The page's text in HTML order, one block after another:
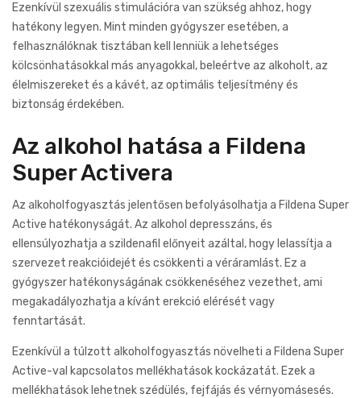
Ezenkívül szexuális stimulációra van szükség ahhoz, hogy
hatékony legyen. Mint minden gyógyszer esetében, a
felhasználóknak tisztában kell lenniük a lehetséges
kölcsönhatásokkal más anyagokkal, beleértve az alkoholt, az
élelmiszereket és a kávét, az optimális teljesítmény és
biztonság érdekében.
Az alkohol hatása a Fildena
Super Activera
Az alkoholfogyasztás jelentősen befolyásolhatja a Fildena Super
Active hatékonyságát. Az alkohol depresszáns, és
ellensúlyozhatja a szildenafil előnyeit azáltal, hogy lelassítja a
szervezet reakcióidejét és csökkenti a véráramlást. Ez a
gyógyszer hatékonyságának csökkenéséhez vezethet, ami
megakadályozhatja a kívánt erekció elérését vagy
fenntartását.
Ezenkívül a túlzott alkoholfogyasztás növelheti a Fildena Super
Active-val kapcsolatos mellékhatások kockázatát. Ezek a
mellékhatások lehetnek szédülés, fejfájás és vérnyomásesés.